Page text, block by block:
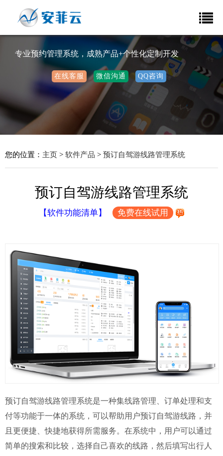
专业预约管理系统，成熟产品+个性化定制开发
在线客服 微信沟通 QQ咨询
您的位置： 主页 > 软件产品 > 预订自驾游线路管理系统
预订自驾游线路管理系统
【软件功能清单】 免费在线试用
预订自驾游线路管理系统是一种集线路管理、订单处理和支
付等功能于一体的系统，可以帮助用户预订自驾游线路，并
且更便捷、快捷地获得所需服务。在系统中，用户可以通过
简单的搜索和比较，选择自己喜欢的线路，然后填写出行人